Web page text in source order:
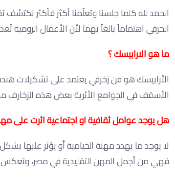
الحمد لله كلما جلسنا وتعلّمنا أكثر فأكثر
الحرفي اهتماماً بالغاً بهما لأن الأعمال
ما هو الارابيسك ؟
الأرابيسك هو فن زخرفي يعتمد على تشكيلات
الأسقف في الجوامع الأثرية بعض هذه الزخارف
هل يوجد عوامل ثقافية او اجتماعية اثرت على
لا يوجد ما يهدد مهنة الخيامية أو يؤثر عليها
فهي من أجمل المهن التقليدية في مصر، وتعكس